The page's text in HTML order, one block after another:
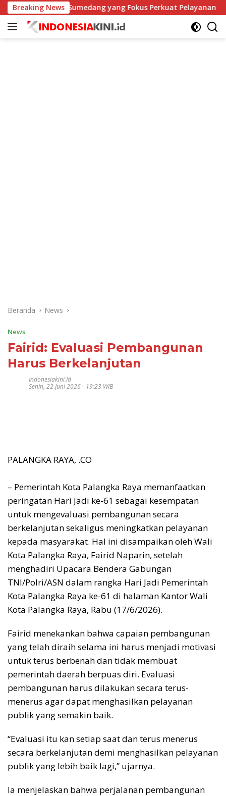
Langsung
ke
konten
Breaking NewsSumedang yang Fokus Perkuat Pelayanan dan
Beranda News
News
Fairid: Evaluasi Pembangunan
Harus Berkelanjutan
Indonesiakini.id
Senin, 22 Juni 2026 - 19:23 WIB
PALANGKA RAYA, .CO
– Pemerintah Kota Palangka Raya memanfaatkan
peringatan Hari Jadi ke-61 sebagai kesempatan
untuk mengevaluasi pembangunan secara
berkelanjutan sekaligus meningkatkan pelayanan
kepada masyarakat. Hal ini disampaikan oleh Wali
Kota Palangka Raya, Fairid Naparin, setelah
menghadiri Upacara Bendera Gabungan
TNI/Polri/ASN dalam rangka Hari Jadi Pemerintah
Kota Palangka Raya ke-61 di halaman Kantor Wali
Kota Palangka Raya, Rabu (17/6/2026).
Fairid menekankan bahwa capaian pembangunan
yang telah diraih selama ini harus menjadi motivasi
untuk terus berbenah dan tidak membuat
pemerintah daerah berpuas diri. Evaluasi
pembangunan harus dilakukan secara terus-
menerus agar dapat menghasilkan pelayanan
publik yang semakin baik.
“Evaluasi itu kan setiap saat dan terus menerus
secara berkelanjutan demi menghasilkan pelayanan
publik yang lebih baik lagi,” ujarnya.
Ia menjelaskan bahwa perjalanan pembangunan